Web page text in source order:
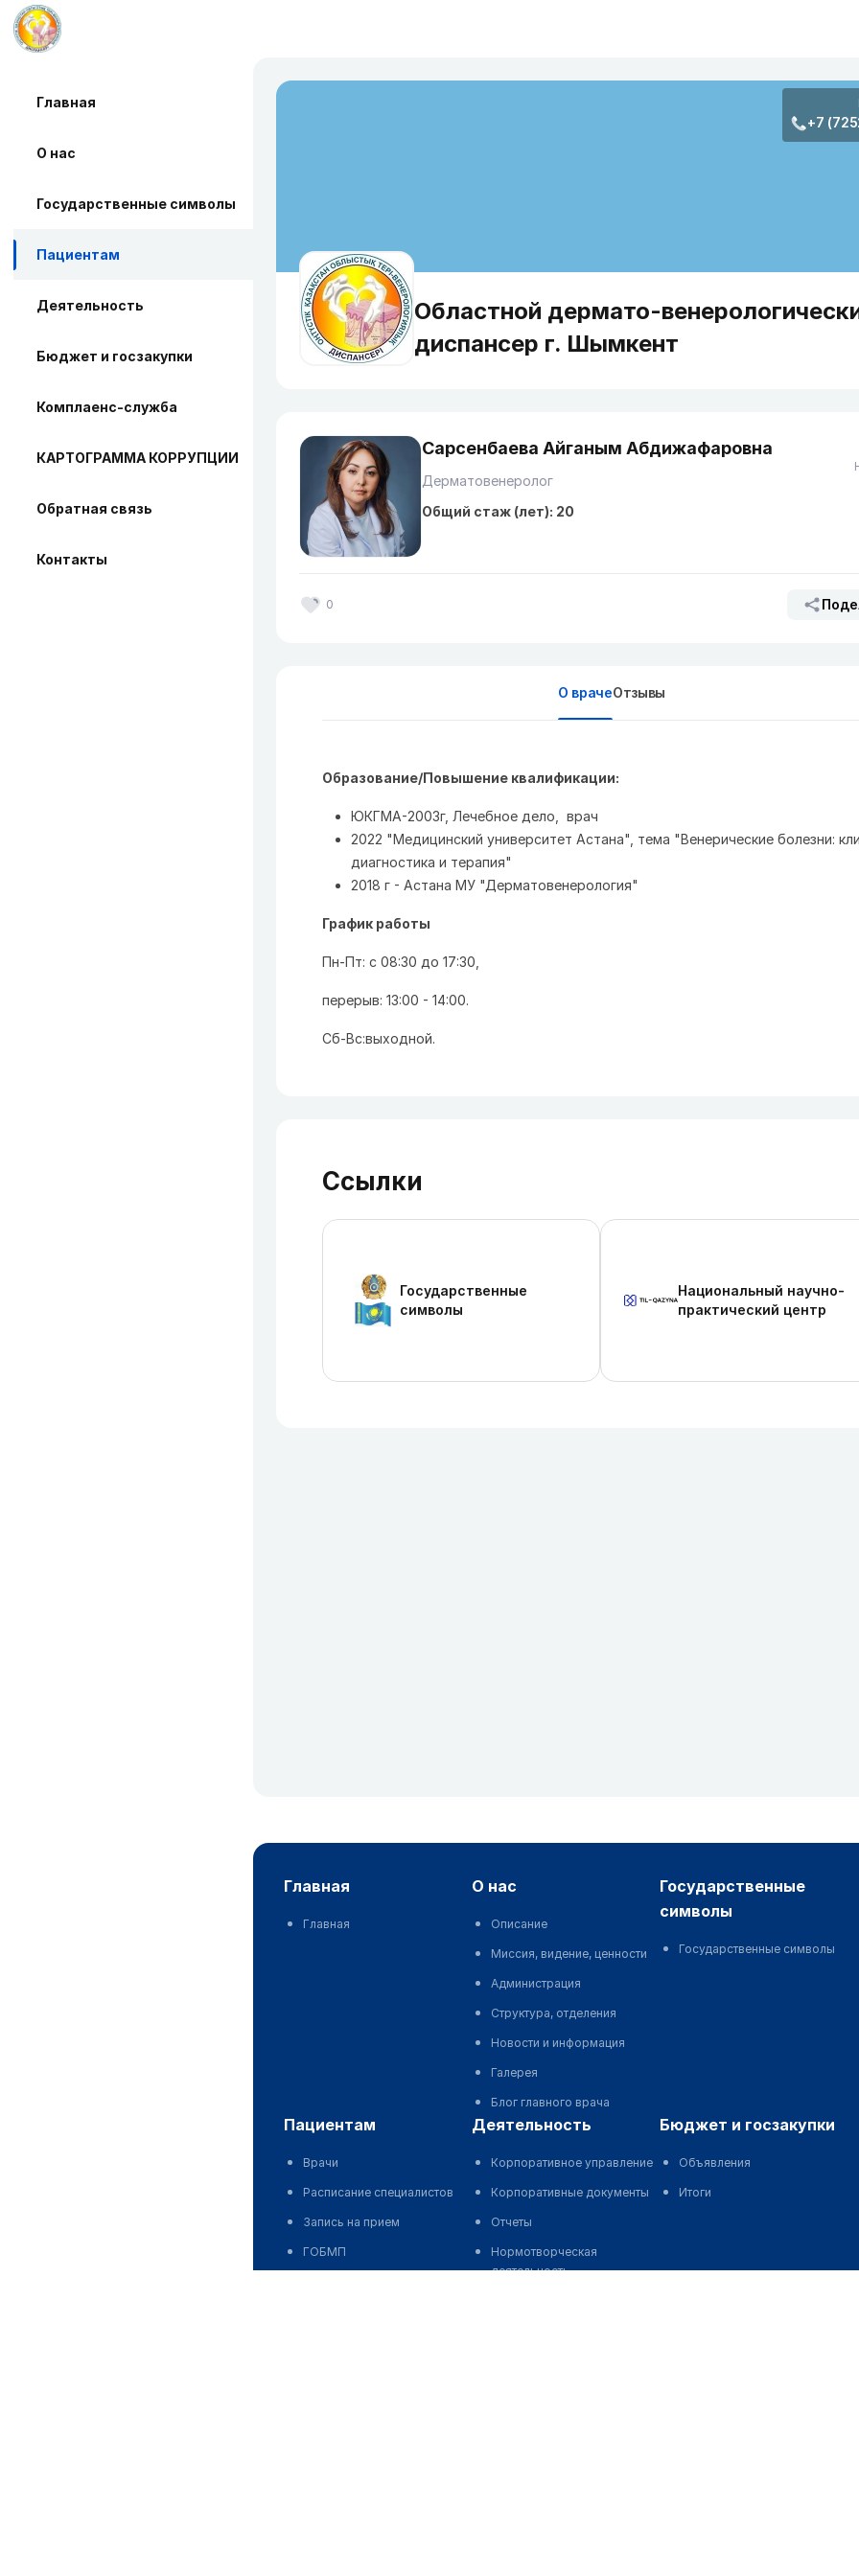
Главная
О нас
Государственные символы
Пациентам
Деятельность
Бюджет и госзакупки
Комплаенс-служба
КАРТОГРАММА КОРРУПЦИИ
Обратная связь
Контакты
+7
Областной дермато-
диспансер г. Шымкент
Сарсенбаева Айганым Абдижафаровна
Дерматовенеролог
Общий стаж (лет): 20
0
О врачеОтзывы
Образование/Повышение квалификации:
ЮКГМА-2003г, Лечебное дело, врач
2022 "Медицинский университет Астана", тема "Венерические болезни:
диагностика и терапия"
2018 г - Астана МУ "Дерматовенерология"
График работы
Пн-Пт: с 08:30 до 17:30,
перерыв: 13:00 - 14:00.
Сб-Вс:выходной.
Ссылки
Государственные
символы
Национальный научно-
практический центр
главная
Главная
о нас
Описание
Миссия, видение, ценности
Администрация
Структура, отделения
Новости и информация
Галерея
Блог главного врача
государственные
символы
Государственные символы
пациентам
Врачи
Расписание специалистов
Запись на прием
ГОБМП
деятельность
Корпоративное управление
Корпоративные документы
Отчеты
Нормотворческая
деятельность
бюджет и госзакупки
Объявления
Итоги